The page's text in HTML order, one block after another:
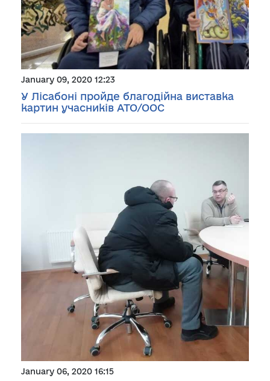
January 09, 2020 12:23
У Лісабоні пройде благодійна виставка
картин учасників АТО/ООС
January 06, 2020 16:15